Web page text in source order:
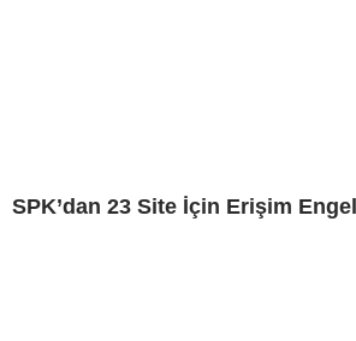
SPK’dan 23 Site İçin Erişim